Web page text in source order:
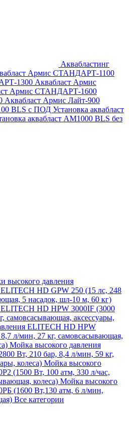
Аквабластинг
Армис СТАНДАРТ-1100
1300 Аквабласт Армис
Армис СТАНДАРТ-1600
Аквабласт Армис Лайт-900
BLS с ПОД Установка аквабласт
аквабласт AM1000 BLS без
высокого давления
HD GPW 250 (15 лс, 248
5 насадок, шл-10 м, 60 кг)
HD HPW 3000IF (3000
самовсасывающая, аксессуары,
ELITECH HD HPW
л/мин, 27 кг, самовсасывающая,
Мойка высокого давления
Вт, 210 бар, 8,4 л/мин, 59 кг,
колеса) Мойка высокого
(1500 Вт, 100 атм, 330 л/час,
колеса) Мойка высокого
(1600 Вт,130 атм, 6 л/мин,
Все категории